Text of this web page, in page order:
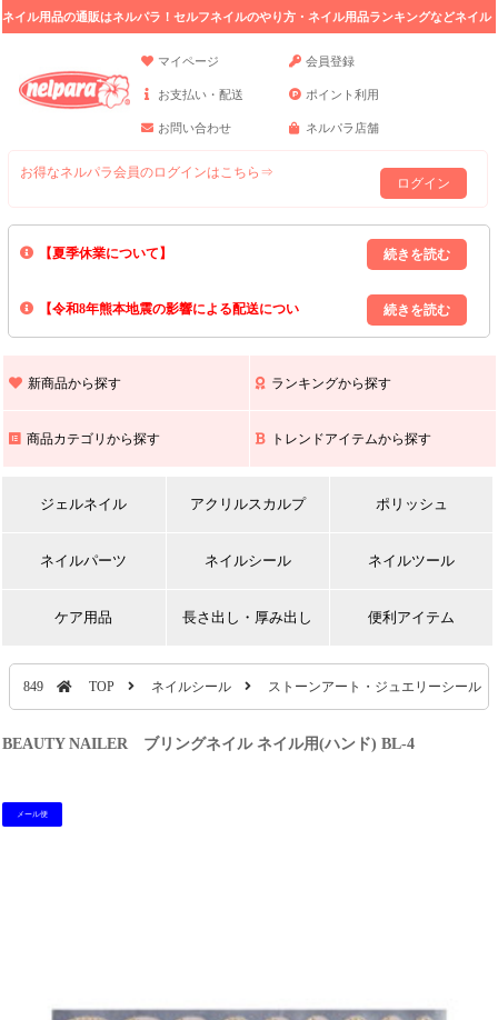
ネイル用品の通販はネルパラ！セルフネイルのやり方・ネイル用品ランキングなどネイル
マイページ
会員登録
お支払い・配送 ポイント利用
お問い合わせ ネルパラ店舗
お得なネルパラ会員のログインはこちら⇒
ログイン
【夏季休業について】
8/13(木)～8/16(日)の間｢出荷業務・お問い合わせ業務｣はお休みいたしま
上記期間中のご注文・お問い合わせは8/17(月)以降の対応となりますので
【令和8年熊本地震の影響による配送につい
また､ 九州全域でお荷物のお届けに遅延が生じております｡
新商品から探す ランキングから探す
商品カテゴリから探す トレンドアイテムから探す
ジェルネイル アクリルスカルプ ポリッシュ
ネイルパーツ ネイルシール ネイルツール
ケア用品 長さ出し・厚み出し 便利アイテム
849 TOP ネイルシール ストーンアート・ジュエリーシール
BEAUTY NAILER ブリングネイル ネイル用(ハンド) BL-4
メール便